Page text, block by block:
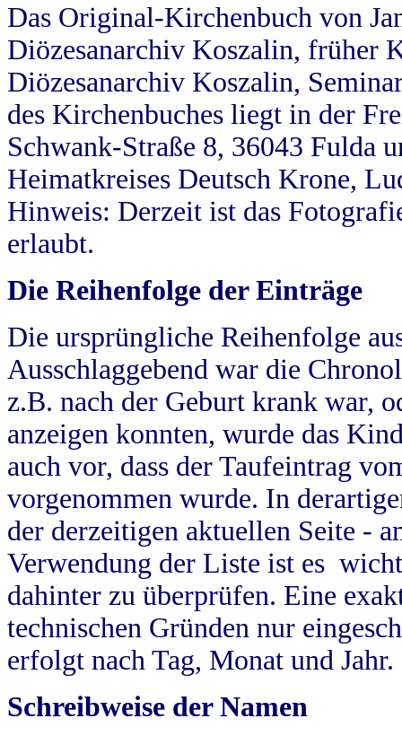
Das Original-Kirchenbuch von
Diözesanarchiv Koszalin, früher
Diözesanarchiv Koszalin,
des Kirchenbuches liegt in der
Schwank-Straße 8, 36043 Fulda
Heimatkreises Deutsch Krone,
Hinweis: Derzeit ist das
erlaubt.
Die Reihenfolge der Einträge
Die ursprüngliche Reihenfolge
Ausschlaggebend war die
z.B. nach der Geburt krank war,
anzeigen konnten, wurde das
auch vor, dass der Taufeintrag
vorgenommen wurde. In
der derzeitigen aktuellen Seite -
Verwendung der Liste ist es
dahinter zu überprüfen. Eine
technischen Gründen nur
erfolgt nach Tag, Monat und Jahr.
Schreibweise der Namen